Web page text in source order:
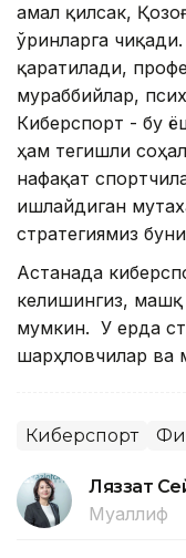
амал қилсак,
ўринларга
қаратилади,
мураббийлар,
Киберспорт - бу
ҳам тегишли
нафақат
ишлайдиган
стратегиямиз
Астанада
келишингиз,
мумкин. У ерда
шарҳловчилар ва
Киберспорт
Ляззат
Муаллиф